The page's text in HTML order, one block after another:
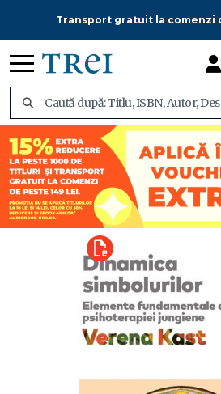
Transport gratuit la comenzi